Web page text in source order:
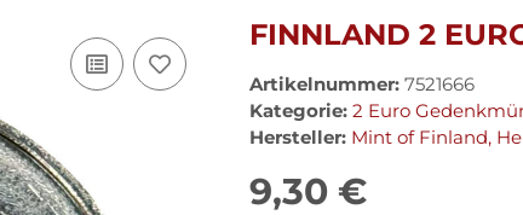
FINNLAND 2
Artikelnummer: 7521666
Kategorie: 2 Euro
Hersteller: Mint of Finland,
9,30 €